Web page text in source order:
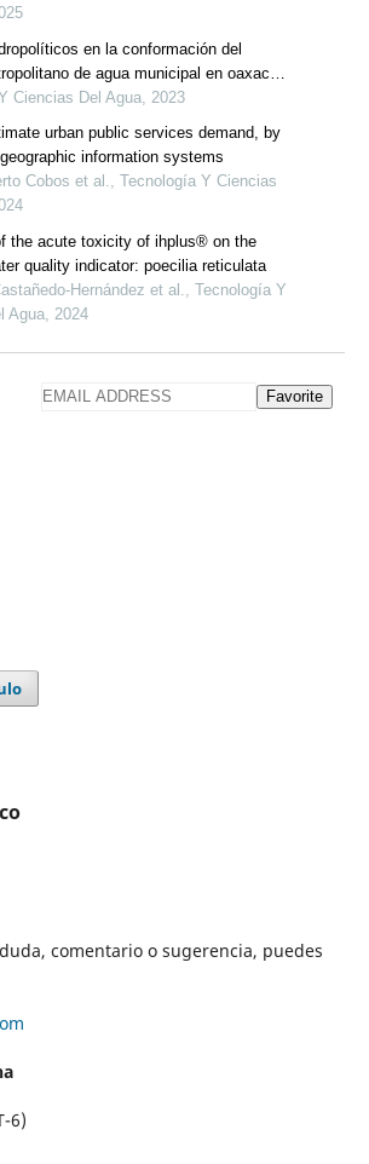
en la conformación del
de agua municipal en oaxaca
méxico
Ciencias Del Agua, 2023
urban public services demand, by
information systems
Cobos et al., Tecnología Y Ciencias
the acute toxicity of ihplus® on the
quality indicator: poecilia reticulata
Hernández et al., Tecnología Y
Agua, 2024
Favorite
comentario o sugerencia, puedes
6)